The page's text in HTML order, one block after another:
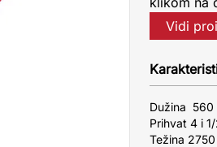
Vidi
Dužina 560
Prihvat 4 i
Težina